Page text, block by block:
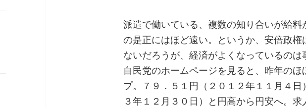
派遣で働いている、複数の知り合いが給
の是正にはほど遠い。というか、安倍政
ないだろうが、経済がよくなっているのは
自民党のホームページを見ると、昨年の
プ。７９．５１円（２０１２年１１月４
３年１２月３０日）と円高から円安へ。